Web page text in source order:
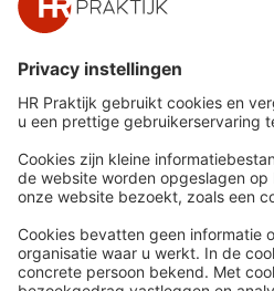
Snel naar
Nieuws
Whitepapers
Webinars
Word lid
Contact